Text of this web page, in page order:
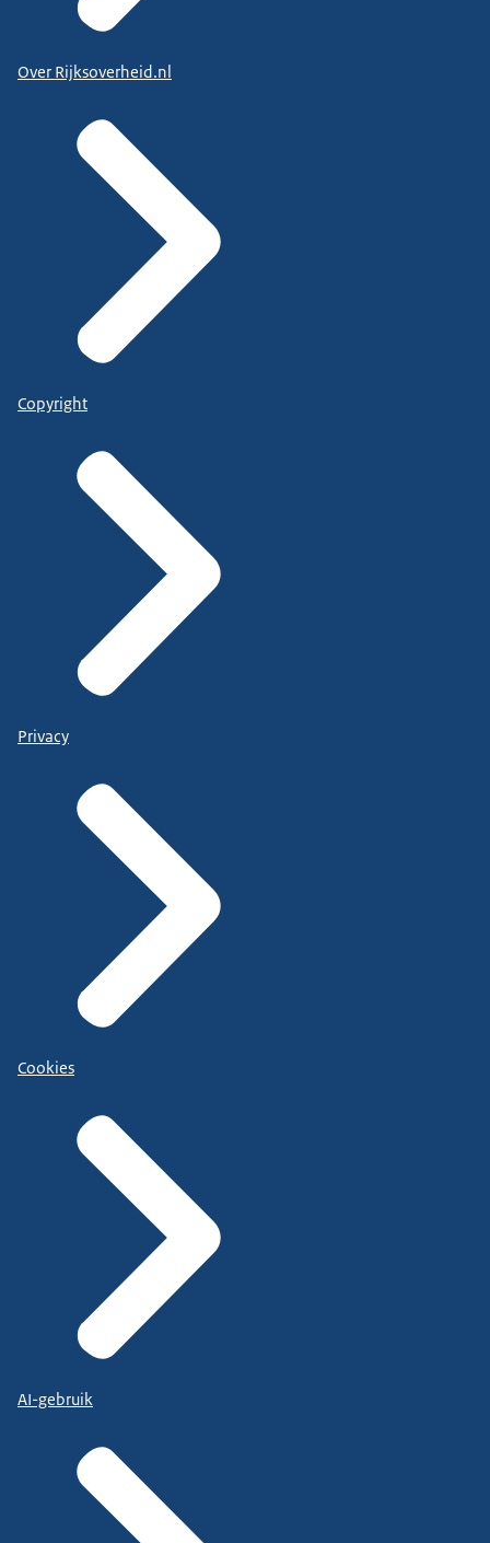
Over Rijksoverheid.nl
Copyright
Privacy
Cookies
AI-gebruik